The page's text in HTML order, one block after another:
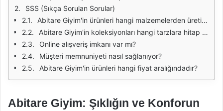
SSS (Sıkça Sorulan Sorular)
Abitare Giyim'in ürünleri hangi malzemelerden üretilmektedir?
Abitare Giyim'in koleksiyonları hangi tarzlara hitap etmektedir?
Online alışveriş imkanı var mı?
Müşteri memnuniyeti nasıl sağlanıyor?
Abitare Giyim'in ürünleri hangi fiyat aralığındadır?
Abitare Giyim: Şıklığın ve Konforun